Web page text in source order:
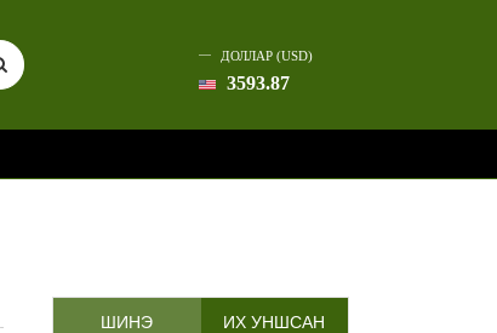
ДОЛЛАР (USD)
3593.87
ШИНЭ ИХ УНШСАН